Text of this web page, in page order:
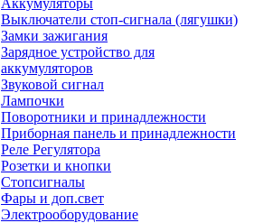
Аккумуляторы
Выключатели стоп-сигнала (лягушки)
Замки зажигания
Зарядное устройство для
аккумуляторов
Звуковой сигнал
Лампочки
Поворотники и принадлежности
Приборная панель и принадлежности
Реле Регулятора
Розетки и кнопки
Стопсигналы
Фары и доп.свет
Электрооборудование